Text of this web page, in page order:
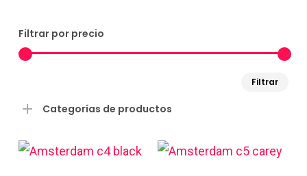
Filtrar por precio
Filtrar
Categorías de productos